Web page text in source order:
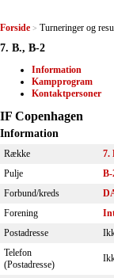
Forside > Turneringer og
7. B., B-2
Information
Kampprogram
Kontaktpersoner
IF Copenhagen
Information
Række
7.
Pulje
B-
Forbund/kreds
Forening
Postadresse
Telefon
(Postadresse)